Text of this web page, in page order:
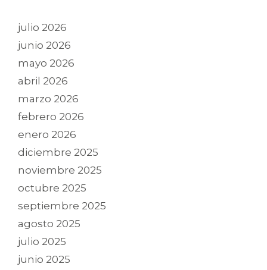
julio 2026
junio 2026
mayo 2026
abril 2026
marzo 2026
febrero 2026
enero 2026
diciembre 2025
noviembre 2025
octubre 2025
septiembre 2025
agosto 2025
julio 2025
junio 2025